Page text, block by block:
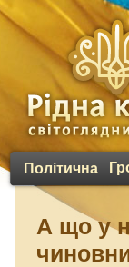
Політична
А що у